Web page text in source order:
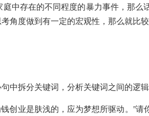
中存在的不同程度的暴力事件，那么
角度做到有一定的宏观性，那么就比较
中拆分关键词，分析关键词之间的逻辑
创业是肤浅的，应为梦想所驱动。”请